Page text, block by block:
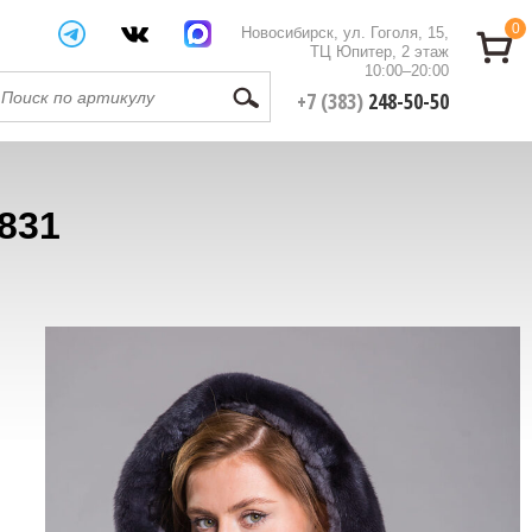
Новосибирск, ул. Гоголя, 15,
ТЦ Юпитер, 2 этаж
10:00–20:00
+7 (383) 248-50-50
0